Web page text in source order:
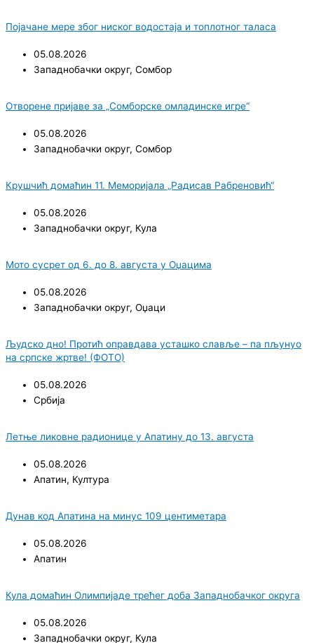
Појачане мере због ниског водостаја и топлотног таласа
05.08.2026
Западнобачки округ, Сомбор
Отворене пријаве за „Сомборске омладинске игре“
05.08.2026
Западнобачки округ, Сомбор
Крушчић домаћин 11. Меморијала „Радисав Рабреновић“
05.08.2026
Западнобачки округ, Кула
Мото сусрет од 6. до 8. августа у Оџацима
05.08.2026
Западнобачки округ, Оџаци
Људско дно! Протић оправдава усташко славље – па пљунуо
на српске жртве! (ФОТО)
05.08.2026
Србија
Летње ликовне радионице у Апатину до 13. августа
05.08.2026
Апатин, Култура
Дунав код Апатина на минус 109 центиметара
05.08.2026
Апатин
Кула домаћин Олимпијаде трећег доба Западнобачког округа
05.08.2026
Западнобачки округ, Кула